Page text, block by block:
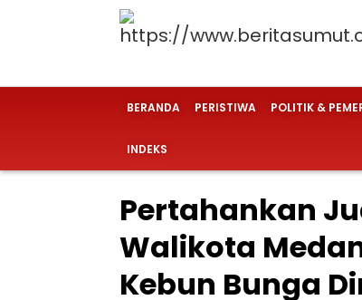
BERANDA PERISTIWA POLITIK &
INDEKS
Pertahankan
Walikota
Kebun Bunga